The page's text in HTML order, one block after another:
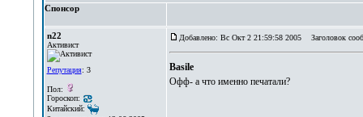
Спонсор
n22
Активист
Репутация: 3
Пол:
Гороскоп:
Китайский:
Добавлено: Вс Окт 2 21:59:58 2005 Заголовок
Basile
Офф- а что именно печатали?